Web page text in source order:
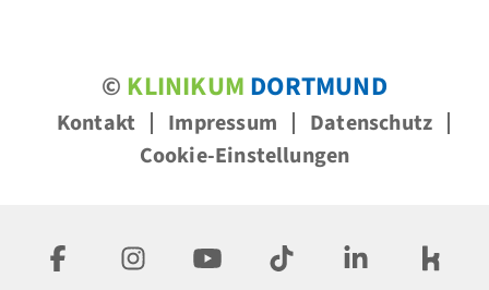
© KLINIKUM DORTMUND
Kontakt Impressum
Datenschutz
Cookie-Einstellungen